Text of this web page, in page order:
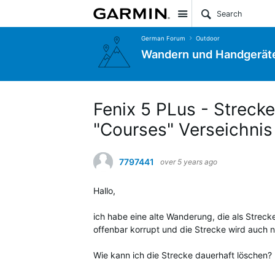
Site
German Forum Outdoor
Wandern und
Fenix 5 PLus -
"Courses"
7797441 over 5 years ago
Hallo,
ich habe eine alte Wanderung, die als
offenbar korrupt und die Strecke wird auch
Wie kann ich die Strecke dauerhaft löschen?